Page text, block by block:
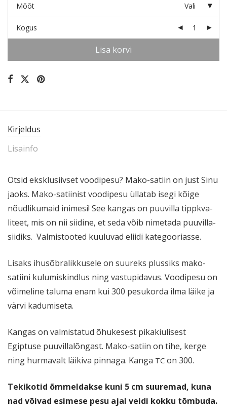
Mõõt Vali
Kogus
Lisa korvi
Kirjeldus
Lisainfo
Otsid eksklu­siivset voodipesu? Mako-satiin on just Sinu
jaoks. Mako-satiinist voodipesu üllatab isegi kõige
nõudli­kumaid inimesi! See kangas on puuvilla tippk­va­
liteet, mis on nii siidine, et seda võib nimetada puuvil­la­
siidiks. Valmis­tooted kuuluvad eliidi kategooriasse.
Lisaks ihusõb­ra­lik­kusele on suureks plussiks mako-
satiini kulumis­kindlus ning vastu­pi­davus. Voodipesu on
võimeline taluma enam kui 300 pesukorda ilma läike ja
värvi kadumiseta.
Kangas on valmis­tatud õhukesest pikakiu­lisest
Egiptuse puuvil­la­lõngast. Mako-satiin on tihe, kerge
ning hurmavalt läikiva pinnaga. Kanga TC on 300.
Tekikotid õmmel­dakse kuni 5 cm suuremad, kuna
nad võivad esimese pesu ajal veidi kokku tõmbuda.